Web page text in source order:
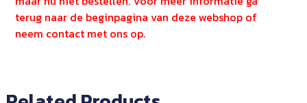
terug naar de beginpagina van deze webshop of
neem contact met ons op.